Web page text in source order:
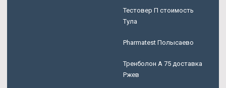
Тестовер П стоимость
Тула
Pharmatest Полысаево
Тренболон A 75 доставка
Ржев